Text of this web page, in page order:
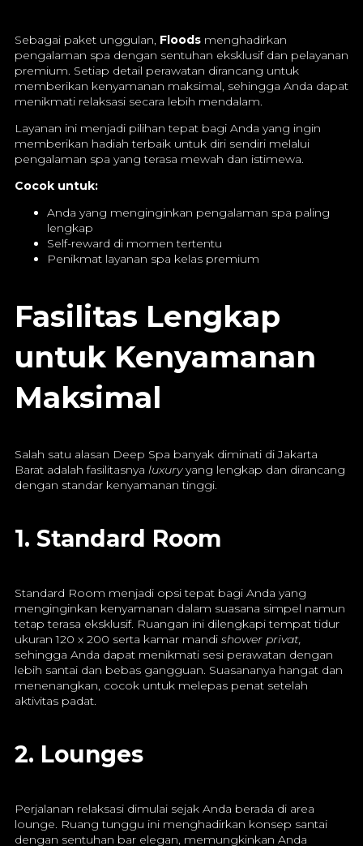
Sebagai paket unggulan, Floods menghadirkan
pengalaman spa dengan sentuhan eksklusif dan pelayanan
premium. Setiap detail perawatan dirancang untuk
memberikan kenyamanan maksimal, sehingga Anda dapat
menikmati relaksasi secara lebih mendalam.
Layanan ini menjadi pilihan tepat bagi Anda yang ingin
memberikan hadiah terbaik untuk diri sendiri melalui
pengalaman spa yang terasa mewah dan istimewa.
Cocok untuk:
Anda yang menginginkan pengalaman spa paling
lengkap
Self-reward di momen tertentu
Penikmat layanan spa kelas premium
Fasilitas Lengkap
untuk Kenyamanan
Maksimal
Salah satu alasan Deep Spa banyak diminati di Jakarta
Barat adalah fasilitasnya luxuryyang lengkap dan dirancang
dengan standar kenyamanan tinggi.
1. Standard Room
Standard Room menjadi opsi tepat bagi Anda yang
menginginkan kenyamanan dalam suasana simpel namun
tetap terasa eksklusif. Ruangan ini dilengkapi tempat tidur
ukuran 120 x 200 serta kamar mandi shower privat,
sehingga Anda dapat menikmati sesi perawatan dengan
lebih santai dan bebas gangguan. Suasananya hangat dan
menenangkan, cocok untuk melepas penat setelah
aktivitas padat.
2. Lounges
Perjalanan relaksasi dimulai sejak Anda berada di area
lounge. Ruang tunggu ini menghadirkan konsep santai
dengan sentuhan bar elegan, memungkinkan Anda